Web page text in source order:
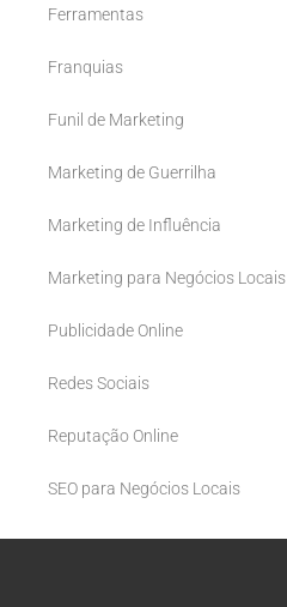
Ferramentas
Franquias
Funil de Marketing
Marketing de Guerrilha
Marketing de Influência
Marketing para Negócios Locais
Publicidade Online
Redes Sociais
Reputação Online
SEO para Negócios Locais